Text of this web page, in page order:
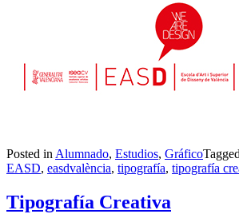
Posted in Alumnado, Estudios, GráficoTagged
EASD, easdvalència, tipografía, tipografía
Tipografía Creativa